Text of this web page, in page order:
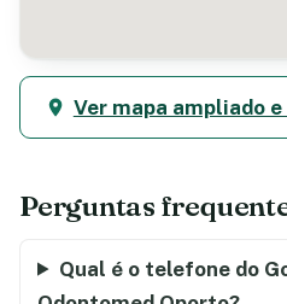
Ver mapa ampliado
Perguntas
Qual é o telefone do